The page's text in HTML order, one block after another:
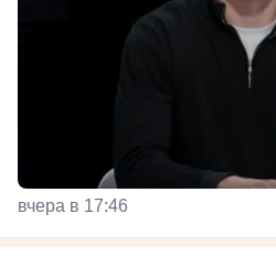
вчера в 17:46